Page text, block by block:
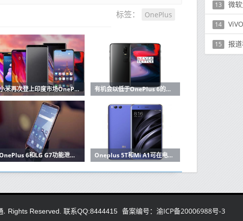
标签： OnePlus
小米再次登上印度市场OnePlus成为高端市场中的佼佼者 有机会以低于OnePlus 6的价格购买OnePlus 6T
OnePlus 6和LG G7功能泄露知道这些智能手机有什么特别之处 Oneplus 5T和Mi A1可在电子商务网站上出售
13 微软
14
15 报道
. Rights Reserved. 联系QQ:8444415 备案编号：渝ICP备20006988号-3